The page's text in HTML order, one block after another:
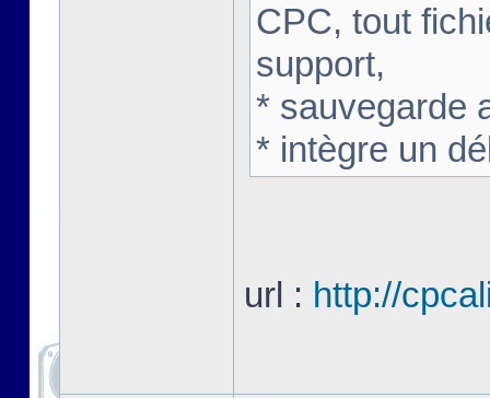
CPC, tout
support,
* sauvegarde
* intègre un
url : http://